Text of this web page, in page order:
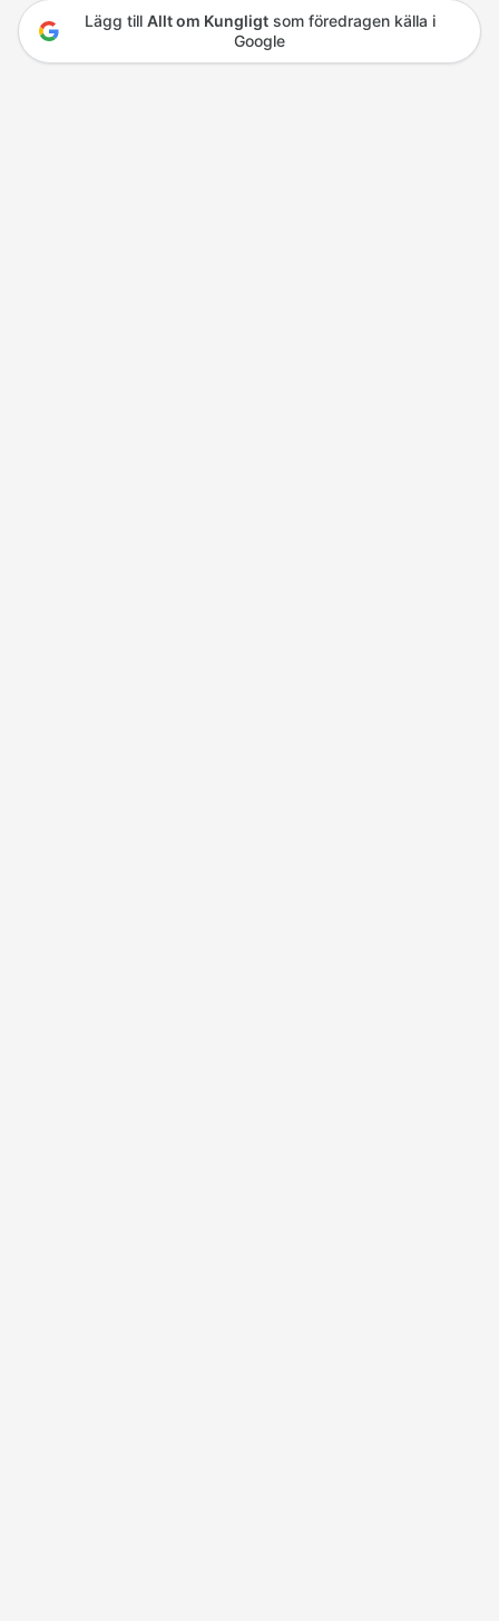
Lägg till Allt om Kungligtsom föredragen källa i
Google